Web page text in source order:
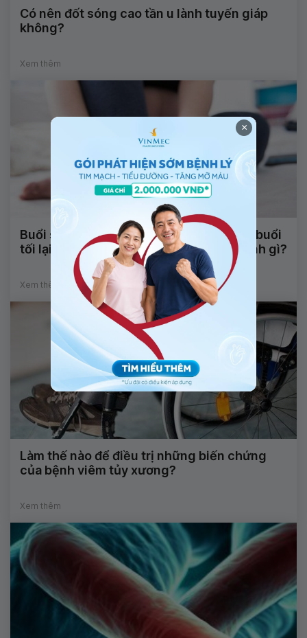
Có nên đốt sóng cao tần u lành tuyến giáp
không?
Xem thêm
Buổi sáng chân hoạt động bình thường, buổi
tối lại khó điều khiển là dấu hiệu của bệnh gì?
Xem thêm
Làm thế nào để điều trị những biến chứng
của bệnh viêm tủy xương?
Xem thêm
×